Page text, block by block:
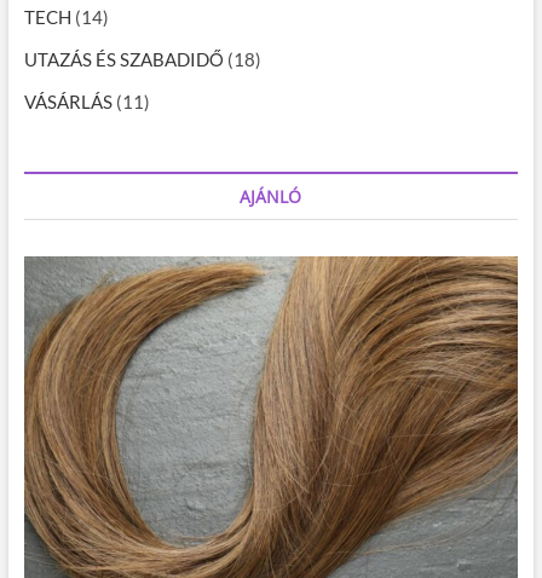
TECH (14)
UTAZÁS ÉS SZABADIDŐ (18)
VÁSÁRLÁS(11)
AJÁNLÓ